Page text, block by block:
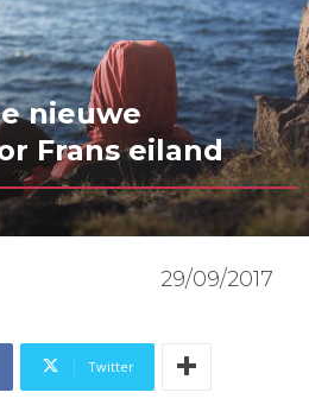
nieuwe
Frans eiland
29/09/2017
Twitter